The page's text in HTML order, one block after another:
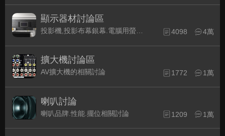
顯示器材討論區
4098 4萬
擴大機討論區
AV擴大機的相關討論 1772 1萬
喇叭討論
喇叭品牌.性能.擺位相關討論 1209 1萬